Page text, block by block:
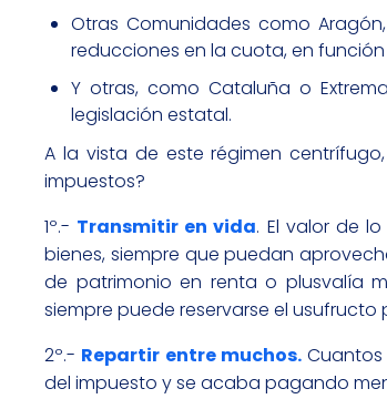
Otras Comunidades como
reducciones en la cuota, en
Y otras, como Cataluña o
legislación estatal.
A la vista de este régimen
impuestos?
1º.- Transmitir en vida. El valor de
bienes, siempre que puedan
de patrimonio en renta o plusvalía
siempre puede reservarse el
2º.- Repartir entre muchos.
del impuesto y se acaba pagando